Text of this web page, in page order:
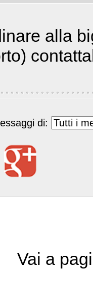
alla
di:
Vai a